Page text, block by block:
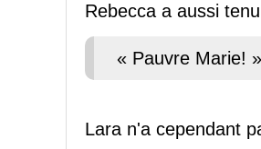
Rebecca a aussi
« Pauvre Marie! »
Lara n'a cependant